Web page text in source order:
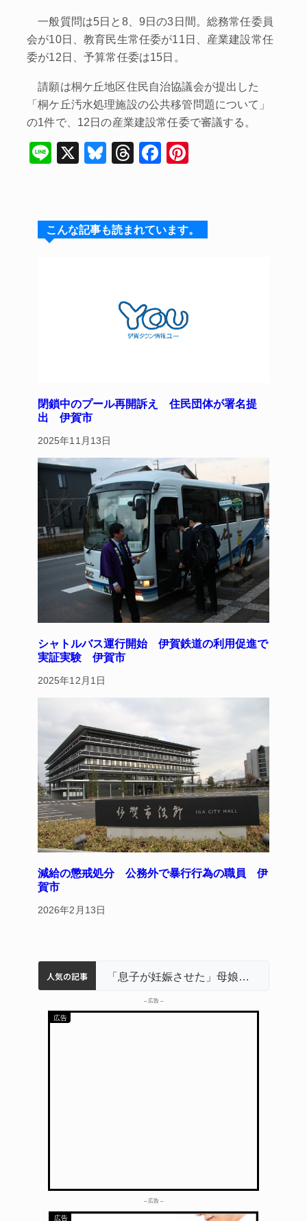
一般質問は5日と8、9日の3日間。総務常任委員
会が10日、教育民生常任委が11日、産業建設常任
委が12日、予算常任委は15日。
請願は桐ケ丘地区住民自治協議会が提出した
「桐ケ丘汚水処理施設の公共移管問題について」
の1件で、12日の産業建設常任委で審議する。
Li
X
Bl
s
k
T
a
d
F
e
b
k
e
st
こんな記事も読まれています。
閉鎖中のプール再開訴え 住民団体が署名提
出 伊賀市
2025年11月13日
シャトルバス運行開始 伊賀鉄道の利用促進で
実証実験 伊賀市
2025年12月1日
減給の懲戒処分 公務外で暴行行為の職員 伊
賀市
2026年2月13日
人気の記事
名張市水道料金47％値上げへ 答申案、審議会で大筋まとまる
中学校の陶壁モニュメント 地元建設会社がボランティアで清掃 伊賀
名張市立病院のDMAT、熊本地震の被災地へ 能登以来3回目の派遣 「息子が妊娠させた」母娘だまされ400万円詐欺被害 名張
– 広告 –
– 広告 –